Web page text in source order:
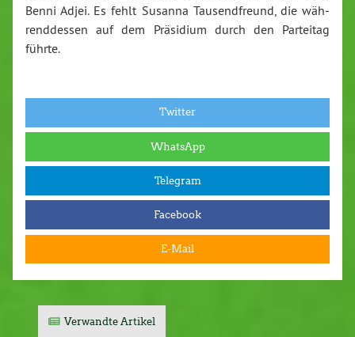
Benni Adjei. Es fehlt Susanna Tau­send­freund, die wäh­
rend­des­sen auf dem Präsidium durch den Parteitag
führte.
Twitter
WhatsApp
Telegram
Facebook
E-Mail
Verwandte Artikel